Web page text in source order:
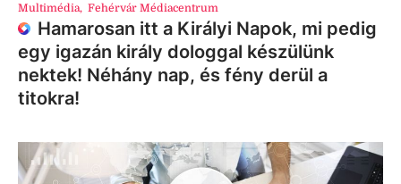
Multimédia, Fehérvár Médiacentrum
Hamarosan itt a Királyi Napok, mi pedig
egy igazán király dologgal készülünk
nektek! Néhány nap, és fény derül a
titokra!